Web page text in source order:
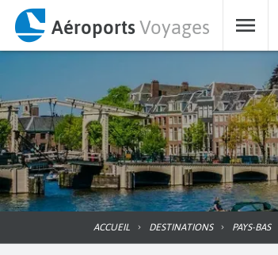
AéroportsVoyages
ACCUEIL DESTINATIONS PAYS-BAS